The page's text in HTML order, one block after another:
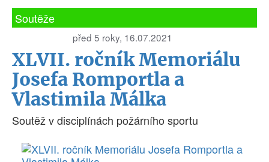
Soutěže
před 5 roky, 16.07.2021
XLVII. ročník Memoriálu
Josefa Romportla a
Vlastimila Málka
Soutěž v disciplínách požárního sportu